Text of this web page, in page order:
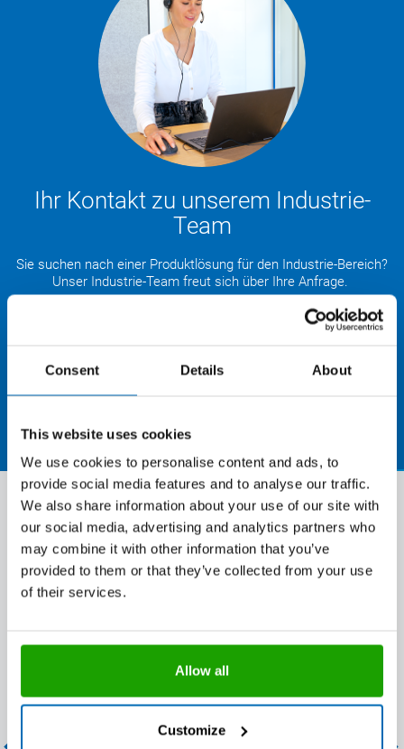
Consent Details About
This website uses cookies
We use cookies to personalise content and ads, to
provide social media features and to analyse our traffic.
We also share information about your use of our site with
our social media, advertising and analytics partners who
may combine it with other information that you’ve
provided to them or that they’ve collected from your use
of their services.
Allow all
Customize
Ihr Kontakt zu unserem Industrie-
Team
Sie suchen nach einer Produktlösung für den Industrie-Bereich?
Unser Industrie-Team freut sich über Ihre Anfrage.
industry@otto-chemie.de
Diese Inhalte könnten Sie auch
interessieren